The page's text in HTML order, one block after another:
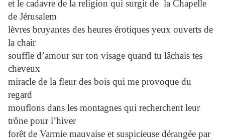
et le cadavre de la religion qui surgit de la Chapelle
de Jérusalem
lèvres bruyantes des heures érotiques yeux ouverts de
la chair
souffle d’amour sur ton visage quand tu lâchais tes
cheveux
miracle de la fleur des bois qui me provoque du
regard
mouflons dans les montagnes qui recherchent leur
trône pour l’hiver
forêt de Varmie mauvaise et suspicieuse dérangée par